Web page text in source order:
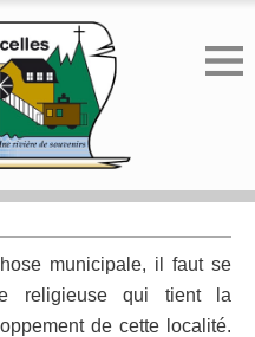
DE-
municipale, il faut se
religieuse qui tient la
de cette localité.